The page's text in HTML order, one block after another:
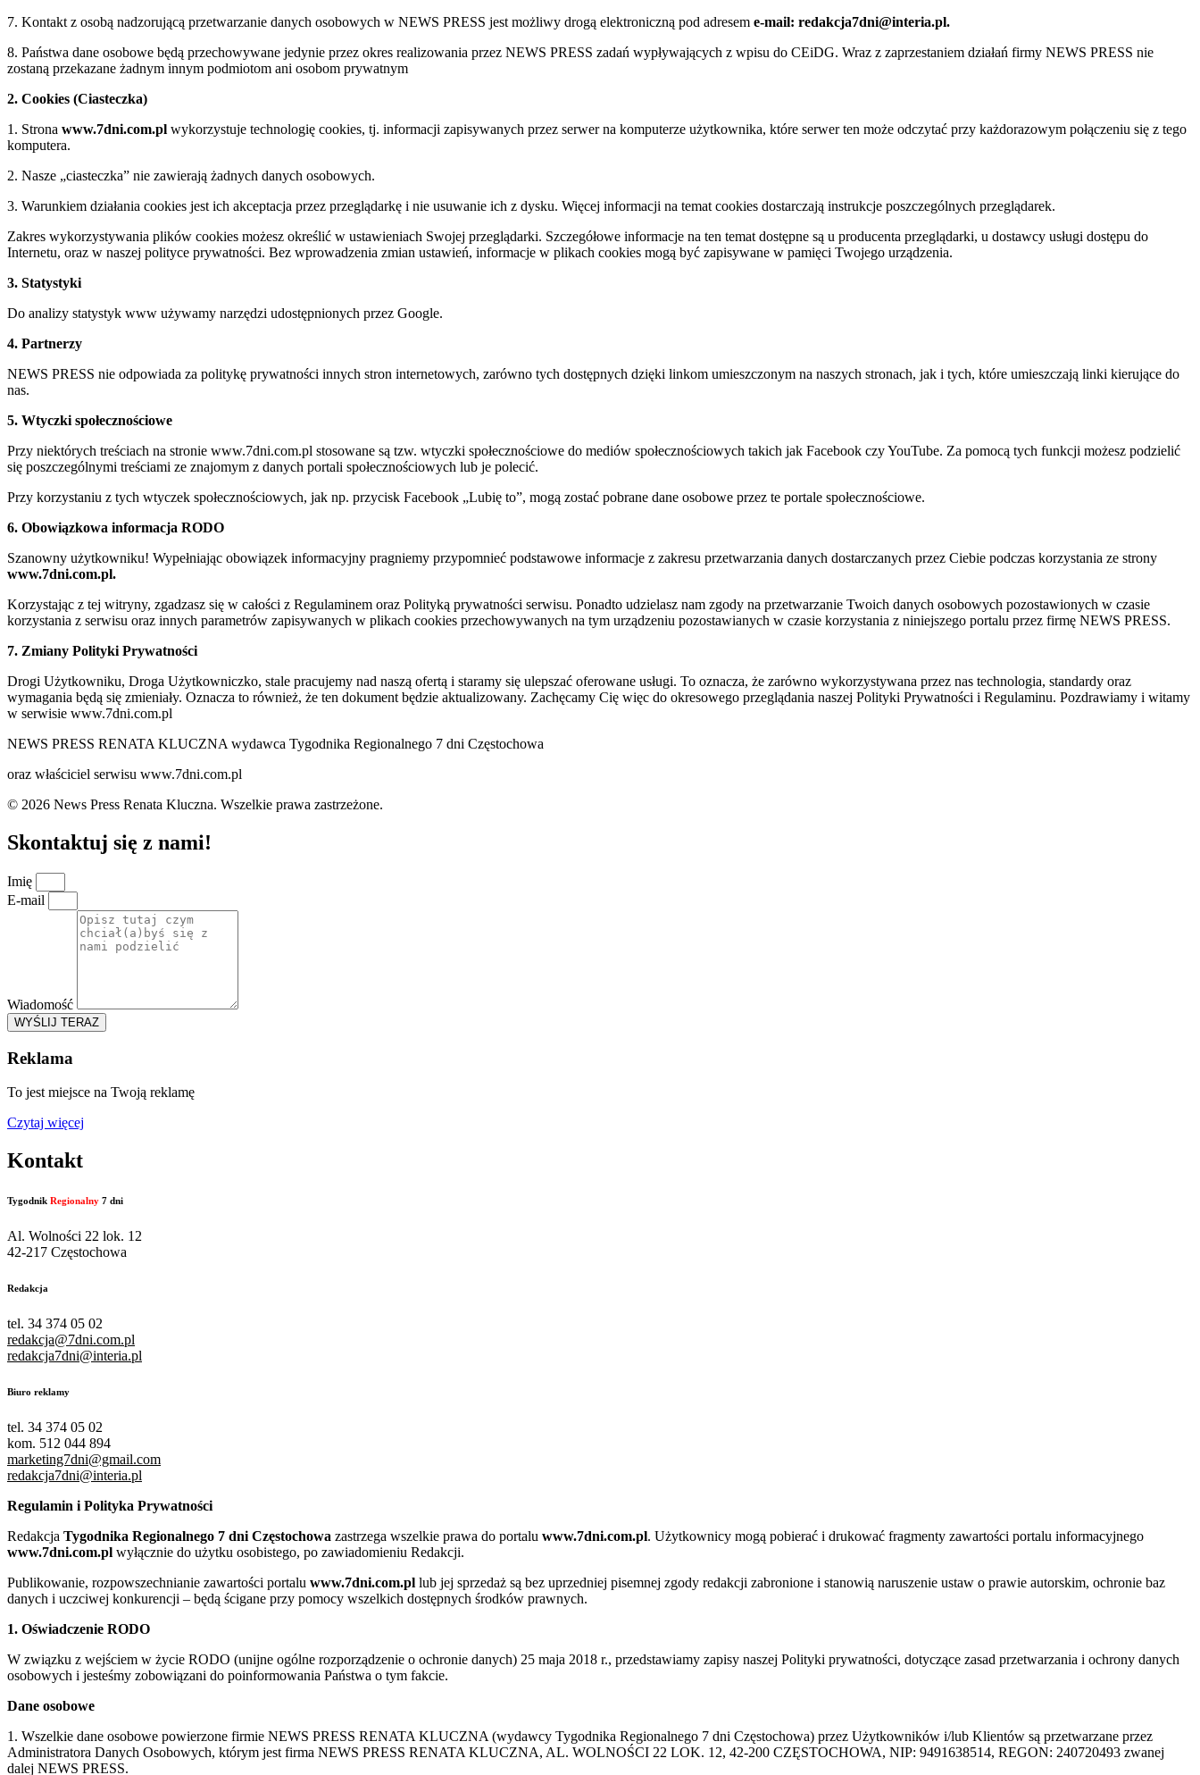
7. Kontakt z osobą nadzorującą przetwarzanie danych osobowych w NEWS PRESS jest możliwy drogą elektroniczną pod adresem e-mail: redakcja7dni@interia.pl.
8. Państwa dane osobowe będą przechowywane jedynie przez okres realizowania przez NEWS PRESS zadań wypływających z wpisu do CEiDG. Wraz z zaprzestaniem działań firmy NEWS PRESS nie
zostaną przekazane żadnym innym podmiotom ani osobom prywatnym
2. Cookies (Ciasteczka)
1. Strona www.7dni.com.pl wykorzystuje technologię cookies, tj. informacji zapisywanych przez serwer na komputerze użytkownika, które serwer ten może odczytać przy każdorazowym połączeniu się z tego
komputera.
2. Nasze „ciasteczka” nie zawierają żadnych danych osobowych.
3. Warunkiem działania cookies jest ich akceptacja przez przeglądarkę i nie usuwanie ich z dysku. Więcej informacji na temat cookies dostarczają instrukcje poszczególnych przeglądarek.
Zakres wykorzystywania plików cookies możesz określić w ustawieniach Swojej przeglądarki. Szczegółowe informacje na ten temat dostępne są u producenta przeglądarki, u dostawcy usługi dostępu do
Internetu, oraz w naszej polityce prywatności. Bez wprowadzenia zmian ustawień, informacje w plikach cookies mogą być zapisywane w pamięci Twojego urządzenia.
3. Statystyki
Do analizy statystyk www używamy narzędzi udostępnionych przez Google.
4. Partnerzy
NEWS PRESS nie odpowiada za politykę prywatności innych stron internetowych, zarówno tych dostępnych dzięki linkom umieszczonym na naszych stronach, jak i tych, które umieszczają linki kierujące do
nas.
5. Wtyczki społecznościowe
Przy niektórych treściach na stronie www.7dni.com.pl stosowane są tzw. wtyczki społecznościowe do mediów społecznościowych takich jak Facebook czy YouTube. Za pomocą tych funkcji możesz podzielić
się poszczególnymi treściami ze znajomym z danych portali społecznościowych lub je polecić.
Przy korzystaniu z tych wtyczek społecznościowych, jak np. przycisk Facebook „Lubię to”, mogą zostać pobrane dane osobowe przez te portale społecznościowe.
6. Obowiązkowa informacja RODO
Szanowny użytkowniku! Wypełniając obowiązek informacyjny pragniemy przypomnieć podstawowe informacje z zakresu przetwarzania danych dostarczanych przez Ciebie podczas korzystania ze strony
www.7dni.com.pl.
Korzystając z tej witryny, zgadzasz się w całości z Regulaminem oraz Polityką prywatności serwisu. Ponadto udzielasz nam zgody na przetwarzanie Twoich danych osobowych pozostawionych w czasie
korzystania z serwisu oraz innych parametrów zapisywanych w plikach cookies przechowywanych na tym urządzeniu pozostawianych w czasie korzystania z niniejszego portalu przez firmę NEWS PRESS.
7. Zmiany Polityki Prywatności
Drogi Użytkowniku, Droga Użytkowniczko, stale pracujemy nad naszą ofertą i staramy się ulepszać oferowane usługi. To oznacza, że zarówno wykorzystywana przez nas technologia, standardy oraz
wymagania będą się zmieniały. Oznacza to również, że ten dokument będzie aktualizowany. Zachęcamy Cię więc do okresowego przeglądania naszej Polityki Prywatności i Regulaminu. Pozdrawiamy i witamy
w serwisie www.7dni.com.pl
NEWS PRESS RENATA KLUCZNA wydawca Tygodnika Regionalnego 7 dni Częstochowa
oraz właściciel serwisu www.7dni.com.pl
© 2026 News Press Renata Kluczna. Wszelkie prawa zastrzeżone.
Skontaktuj się z nami!
Imię
E-mail
Wiadomość
WYŚLIJ TERAZ
Reklama
To jest miejsce na Twoją reklamę
Czytaj więcej
Kontakt
Tygodnik Regionalny 7 dni
Al. Wolności 22 lok. 12
42-217 Częstochowa
Redakcja
tel. 34 374 05 02
redakcja@7dni.com.pl
redakcja7dni@interia.pl
Biuro reklamy
tel. 34 374 05 02
kom. 512 044 894
marketing7dni@gmail.com
redakcja7dni@interia.pl
Regulamin i Polityka Prywatności
Redakcja Tygodnika Regionalnego 7 dni Częstochowa zastrzega wszelkie prawa do portalu www.7dni.com.pl. Użytkownicy mogą pobierać i drukować fragmenty zawartości portalu informacyjnego
www.7dni.com.pl wyłącznie do użytku osobistego, po zawiadomieniu Redakcji.
Publikowanie, rozpowszechnianie zawartości portalu www.7dni.com.pl lub jej sprzedaż są bez uprzedniej pisemnej zgody redakcji zabronione i stanowią naruszenie ustaw o prawie autorskim, ochronie baz
danych i uczciwej konkurencji – będą ścigane przy pomocy wszelkich dostępnych środków prawnych.
1. Oświadczenie RODO
W związku z wejściem w życie RODO (unijne ogólne rozporządzenie o ochronie danych) 25 maja 2018 r., przedstawiamy zapisy naszej Polityki prywatności, dotyczące zasad przetwarzania i ochrony danych
osobowych i jesteśmy zobowiązani do poinformowania Państwa o tym fakcie.
Dane osobowe
1. Wszelkie dane osobowe powierzone firmie NEWS PRESS RENATA KLUCZNA (wydawcy Tygodnika Regionalnego 7 dni Częstochowa) przez Użytkowników i/lub Klientów są przetwarzane przez
Administratora Danych Osobowych, którym jest firma NEWS PRESS RENATA KLUCZNA, AL. WOLNOŚCI 22 LOK. 12, 42-200 CZĘSTOCHOWA, NIP: 9491638514, REGON: 240720493 zwanej
dalej NEWS PRESS.